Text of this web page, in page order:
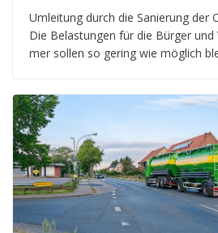
Umlei­tung durch die Sanie­rung der
Die Belas­tun­gen für die Bür­ger
mer sol­len so gering wie mög­lich